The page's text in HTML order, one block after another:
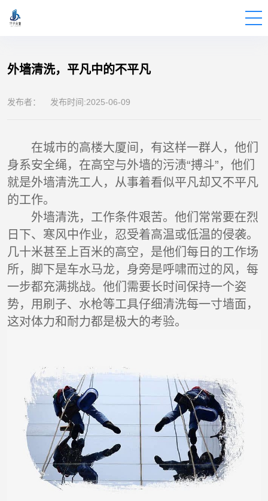
外墙清洗，平凡中的不平凡
发布者： 发布时间:2025-06-09
在城市的高楼大厦间，有这样一群人，他们
身系安全绳，在高空与外墙的污渍“搏斗”，他们
就是外墙清洗工人，从事着看似平凡却又不平凡
的工作。
外墙清洗，工作条件艰苦。他们常常要在烈
日下、寒风中作业，忍受着高温或低温的侵袭。
几十米甚至上百米的高空，是他们每日的工作场
所，脚下是车水马龙，身旁是呼啸而过的风，每
一步都充满挑战。他们需要长时间保持一个姿
势，用刷子、水枪等工具仔细清洗每一寸墙面，
这对体力和耐力都是极大的考验。